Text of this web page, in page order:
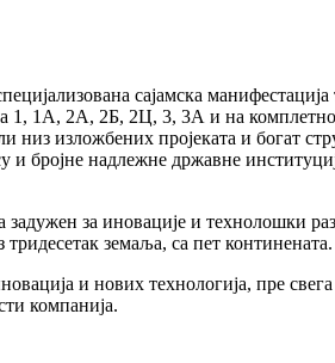
сајамска
1, 1А, 2А, 2Б, 2Ц, 3, 3А и на
низ изложбених пројеката и богат
бројне надлежне државне
за иновације и технолошки
земаља, са пет континената.
и нових технологија, пре
компанија.